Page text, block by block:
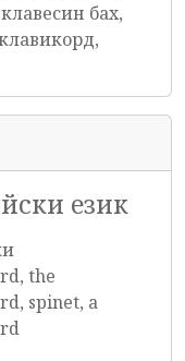
бах,
език
the
spinet, a